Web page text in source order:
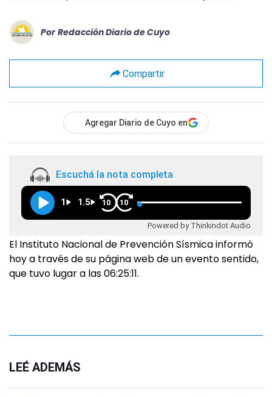
Por Redacción Diario de Cuyo
Compartir
Agregar Diario de Cuyo en
Escuchá la nota completa
1 1.5 10 10
Powered by Thinkindot Audio
El Instituto Nacional de Prevención Sísmica informó
hoy a través de su página web de un evento sentido,
que tuvo lugar a las 06:25:11.
LEÉ ADEMÁS